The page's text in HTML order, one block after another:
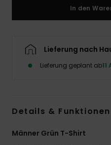
In den
Lieferung nach
Lieferung geplant ab
Details & Funktionen
Männer Grün T-Shirt